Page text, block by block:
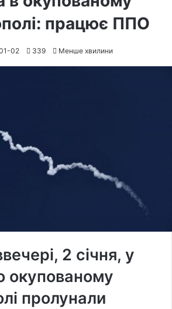
працює ППО
02 339 Менше хвилини
2 січня, у
окупованому
пролунали